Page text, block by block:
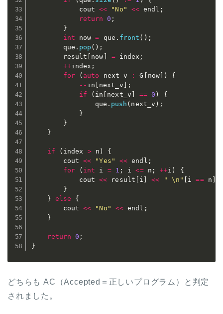
			cout
<< "No" << endl ;
return
0 ;
}
int now = que . front ( ) ;
		que
. pop ( ) ;
		result
now = index ;
++index ;
for
( auto next_v : G now] )
{
-- in next_v
;
if
( in next_v == 0 )
{
				que
. push ( next_v ) ;
}
}
}
if ( index > n )
{
		cout
<< "Yes" << endl ;
for
( int i = 1 ; i <= n ; ++i )
{
			cout
<< result i << " \n" i == n
}
} else
{
		cout
<< "No" << endl ;
}
return 0 ;
}
どちらも AC（Accepted＝正しいプログラム）と判定
されました。